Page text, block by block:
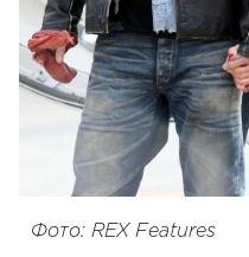
Фото: REX Features